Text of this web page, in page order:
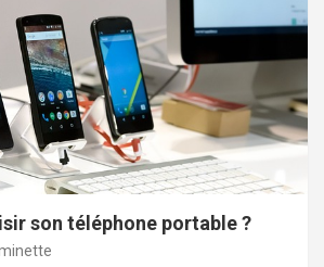
son téléphone portable ?